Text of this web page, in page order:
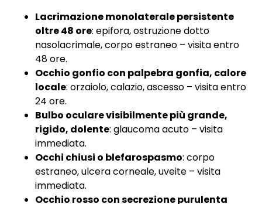
Lacrimazione monolaterale persistente
oltre 48 ore: epifora, ostruzione dotto
nasolacrimale, corpo estraneo – visita entro
48 ore.
Occhio gonfio con palpebra gonfia, calore
locale: orzaiolo, calazio, ascesso – visita entro
24 ore.
Bulbo oculare visibilmente più grande,
rigido, dolente: glaucoma acuto – visita
immediata.
Occhi chiusi o blefarospasmo: corpo
estraneo, ulcera corneale, uveite – visita
immediata.
Occhio rosso con secrezione purulenta